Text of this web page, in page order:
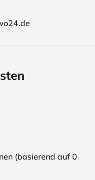
(basierend auf 0